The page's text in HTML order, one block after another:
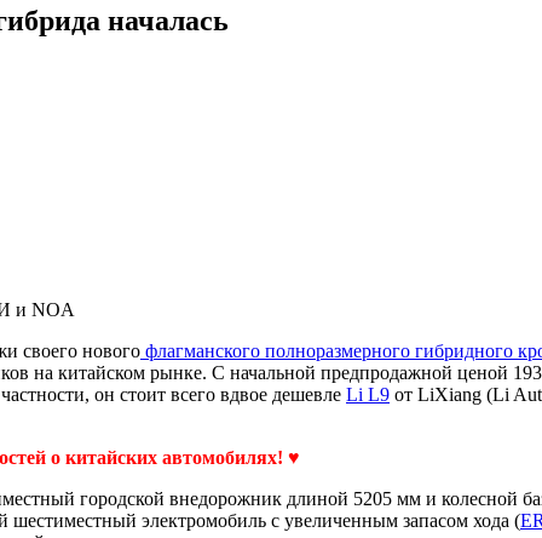
началась
и NOA
своего нового флагманского полноразмерного гибридного
на китайском рынке. С начальной предпродажной ценой
он стоит всего вдвое дешевле Li L9 от LiXiang (Li
о китайских автомобилях! ♥
городской внедорожник длиной 5205 мм и колесной
электромобиль с увеличенным запасом хода (